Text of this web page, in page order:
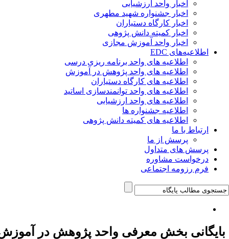
اخبار واحد ارزشیابی
اخبار جشنواره شهید مطهری
اخبار کارگاه دستیاران
اخبار کمیته دانش پژوهی
اخبار واحد آموزش مجازی
اطلاعیه‌های EDC
اطلاعیه های واحد برنامه ریزی درسی
اطلاعیه های واحد پژوهش در آموزش
اطلاعیه های کارگاه دستیاران
اطلاعیه های واحد توانمندسازی اساتید
اطلاعیه های واحد ارزشیابی
اطلاعیه جشنواره ها
اطلاعیه های کمیته دانش پژوهی
ارتباط با ما
پرسش از ما
پرسش های متداول
درخواست مشاوره
فرم رزومه اجتماعی
بخش معرفی واحد پژوهش در آموزش